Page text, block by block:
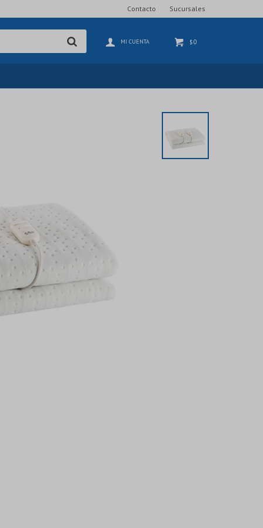
$0
Contacto Sucursales